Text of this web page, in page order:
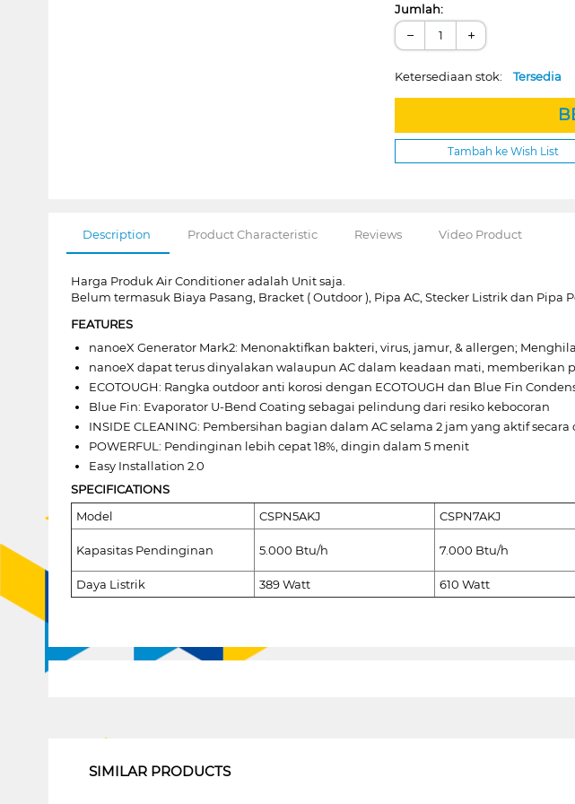
Jumlah:
− +
Ketersediaan stok:Tersedia
Tambah ke Wish List
Description Product Characteristic Reviews Video Product
Harga Produk Air Conditioner adalah Unit saja.
Belum termasuk Biaya Pasang, Bracket ( Outdoor ), Pipa AC, Stecker Listrik dan Pipa
FEATURES
nanoeX Generator Mark2: Menonaktifkan bakteri, virus, jamur, & allergen;
nanoeX dapat terus dinyalakan walaupun AC dalam keadaan mati,
ECOTOUGH: Rangka outdoor anti korosi dengan ECOTOUGH dan Blue Fin
Blue Fin: Evaporator U-Bend Coating sebagai pelindung dari resiko kebocoran
INSIDE CLEANING: Pembersihan bagian dalam AC selama 2 jam yang aktif secara
POWERFUL: Pendinginan lebih cepat 18%, dingin dalam 5 menit
Easy Installation 2.0
SPECIFICATIONS
Model
CSPN5AKJ CSPN7AKJ
Kapasitas Pendinginan 5.000 Btu/h 7.000 Btu/h
Daya Listrik
389 Watt 610 Watt
SIMILAR PRODUCTS